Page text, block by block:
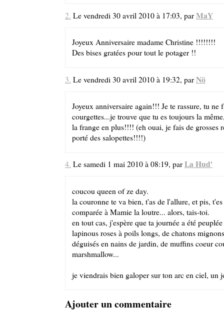
2. Le vendredi 30 avril 2010 à 17:03, parMaY
Joyeux Anniversaire madame Christine !!!!!!!!
Des bises gratées pour tout le potager !!
3. Le vendredi 30 avril 2010 à 19:32, parNö
Joyeux anniversaire again!!! Je te rassure, tu ne
courgettes...je trouve que tu es toujours la
la frange en plus!!!! (eh ouai, je fais de grosses
porté des salopettes!!!!)
4. Le samedi 1 mai 2010 à 08:19, parLa Hud'
coucou queen of ze day.
la couronne te va bien, t'as de l'allure, et pis,
comparée à Mamie la loutre... alors, tais-toi.
en tout cas, j'espère que ta journée a été
lapinous roses à poils longs, de chatons
déguisés en nains de jardin, de muffins coeur
marshmallow...
je viendrais bien galoper sur ton arc en ciel, un
Ajouter un commentaire